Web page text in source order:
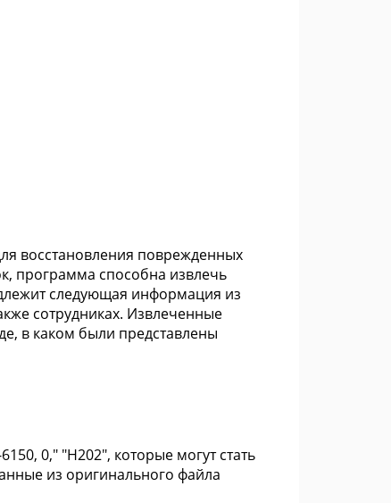
восстановления поврежденных
программа способна извлечь
следующая информация из
сотрудниках. Извлеченные
в каком были представлены
0," "H202", которые могут стать
из оригинального файла